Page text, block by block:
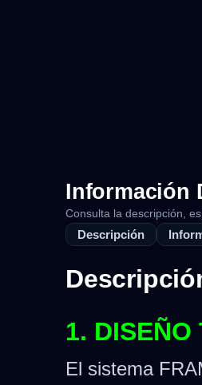
Información
Consulta la descripción,
Descripción
1. DISEÑO
El sistema